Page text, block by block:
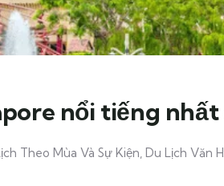
nổi tiếng
Theo Mùa Và Sự Kiện, Du Lịch Văn